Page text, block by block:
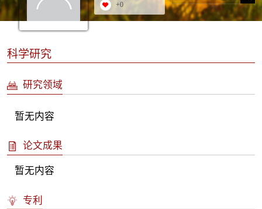
+0
科学研究
研究领域
暂无内容
论文成果
暂无内容
专利